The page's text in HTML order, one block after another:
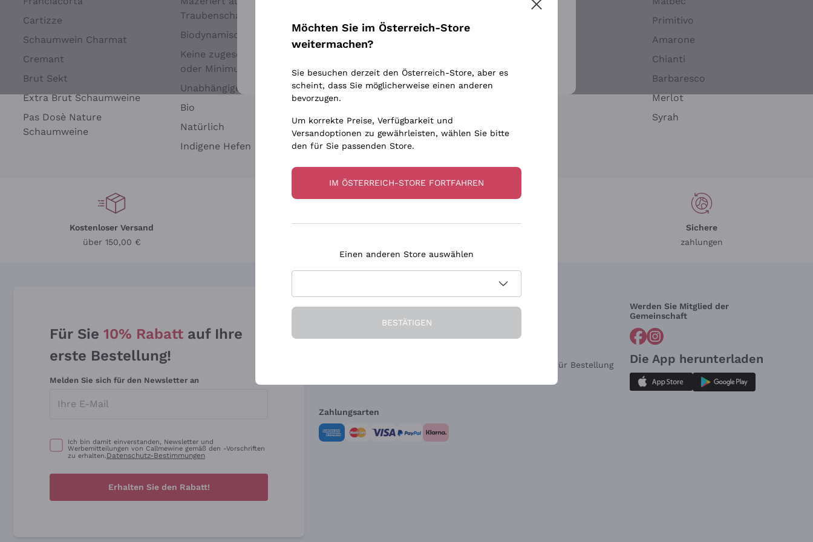
Cartizze
Schaumwein Charmat
Cremant
Brut Sekt
Extra Brut Schaumweine
Pas Dosè Nature
Schaumweine
Traubenschalen
Biodynamisch
Keine zugesetzten Sulfite
oder Minimum
Unabhängige Weinbauern
Bio
Natürlich
Indigene Hefen
Occhipinti Arianna
Biondi Santi
Argiolas
Zenato
Ca' dei Frati
Chardonnay
Primitivo
Amarone
Chianti
Barbaresco
Merlot
Syrah
Kostenloser Versand
über 150,00 €
Sichere
zahlungen
Für Sie 10% Rabatt auf Ihre
erste Bestellung!
Melden Sie sich für den Newsletter an
Ich bin damit einverstanden, Newsletter und
Werbemitteilungen von Callmewine gemäß den -Vorschriften
zu erhalten.Datenschutz-Bestimmungen
Erhalten Sie den Rabatt!
Die Firma Brauchen Sie Hilfe?
Widerrufsformular für Bestellung
Werden Sie Mitglied der
Gemeinschaft
Die App herunterladen
Zahlungsarten
Weitere Informationen finden Sie in unserem Datenschutz-Bestimmungen
Möchten Sie im Österreich-Store
weitermachen?
Sie besuchen derzeit den Österreich-Store, aber es
scheint, dass Sie möglicherweise einen anderen
bevorzugen.
Um korrekte Preise, Verfügbarkeit und
Versandoptionen zu gewährleisten, wählen Sie bitte
den für Sie passenden Store.
IM ÖSTERREICH-STORE FORTFAHREN
Einen anderen Store auswählen
BESTÄTIGEN